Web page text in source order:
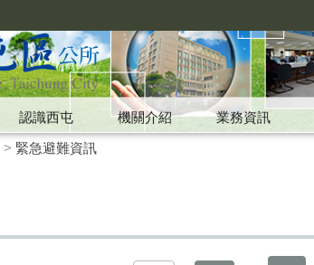
認識西屯 機關介紹 業務資訊
> 緊急避難資訊